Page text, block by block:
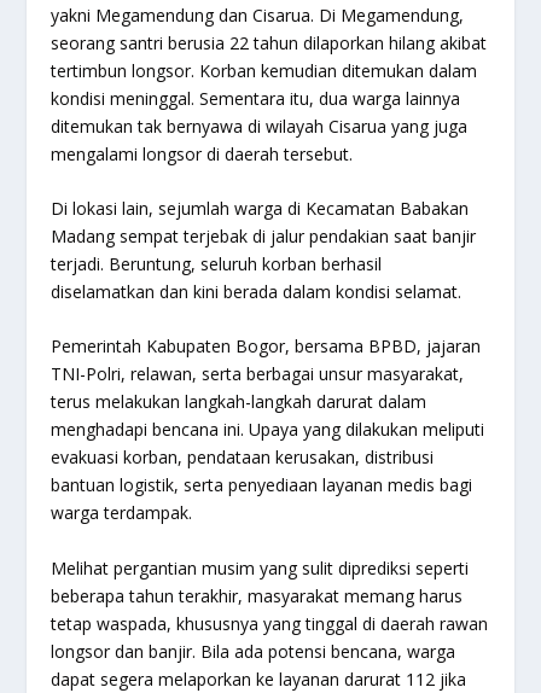
yakni Megamendung dan Cisarua. Di Megamendung,
seorang santri berusia 22 tahun dilaporkan hilang akibat
tertimbun longsor. Korban kemudian ditemukan dalam
kondisi meninggal. Sementara itu, dua warga lainnya
ditemukan tak bernyawa di wilayah Cisarua yang juga
mengalami longsor di daerah tersebut.
Di lokasi lain, sejumlah warga di Kecamatan Babakan
Madang sempat terjebak di jalur pendakian saat banjir
terjadi. Beruntung, seluruh korban berhasil
diselamatkan dan kini berada dalam kondisi selamat.
Pemerintah Kabupaten Bogor, bersama BPBD, jajaran
TNI-Polri, relawan, serta berbagai unsur masyarakat,
terus melakukan langkah-langkah darurat dalam
menghadapi bencana ini. Upaya yang dilakukan meliputi
evakuasi korban, pendataan kerusakan, distribusi
bantuan logistik, serta penyediaan layanan medis bagi
warga terdampak.
Melihat pergantian musim yang sulit diprediksi seperti
beberapa tahun terakhir, masyarakat memang harus
tetap waspada, khususnya yang tinggal di daerah rawan
longsor dan banjir. Bila ada potensi bencana, warga
dapat segera melaporkan ke layanan darurat 112 jika